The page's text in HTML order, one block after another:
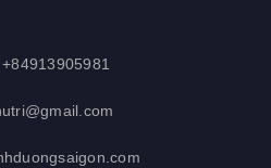
+84913905981